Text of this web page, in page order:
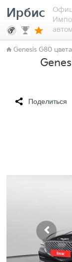
Ирбис
Genesis G80
Поделиться